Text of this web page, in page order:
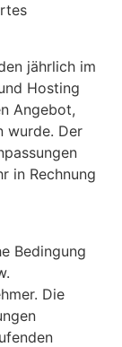
jährlich im
Hosting
Angebot,
wurde. Der
in Rechnung
Bedingung
Die